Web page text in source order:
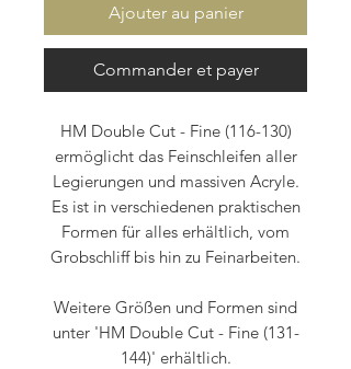
Ajouter au panier
Commander et payer
HM Double Cut - Fine (116-130)
ermöglicht das Feinschleifen aller
Legierungen und massiven Acryle.
Es ist in verschiedenen praktischen
Formen für alles erhältlich, vom
Grobschliff bis hin zu Feinarbeiten.
Weitere Größen und Formen sind
unter 'HM Double Cut - Fine (131-
144)' erhältlich.